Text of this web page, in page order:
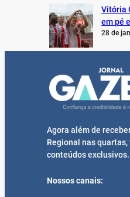
Vitória
em pé
28 de
Agora além de
Regional nas
conteúdos exclusivos.
Nossos canais: